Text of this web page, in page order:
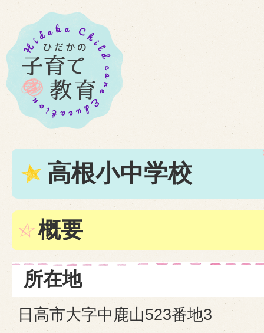
高根小中学校
概要
所在地
日高市大字中鹿山523番地3